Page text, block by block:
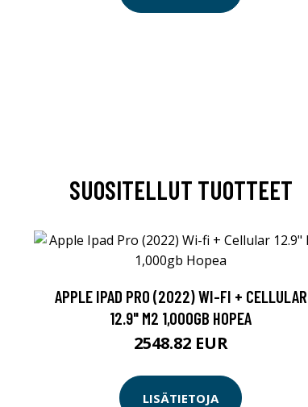
SUOSITELLUT TUOTTEET
APPLE IPAD PRO (2022) WI-FI + CELLULAR
12.9" M2 1,000GB HOPEA
2548.82 EUR
LISÄTIETOJA